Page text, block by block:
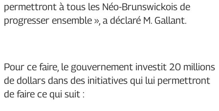
permettront à tous les Néo-Brunswickois de
progresser ensemble », a déclaré M. Gallant.
Pour ce faire, le gouvernement investit 20 millions
de dollars dans des initiatives qui lui permettront
de faire ce qui suit :